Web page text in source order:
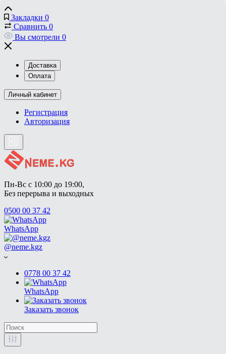
Закладки 0
Сравнить 0
Вы смотрели 0
Доставка
Оплата
Личный кабинет
Регистрация
Авторизация
Пн-Вс с 10:00 до 19:00,
Без перерыва и выходных
0500 00 37 42
WhatsApp
@neme.kgz
0778 00 37 42
WhatsApp
Заказать звонок